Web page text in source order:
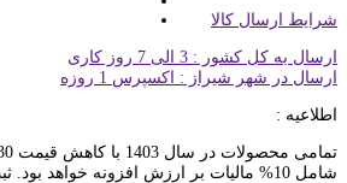
شرایط ارسال کالا
ارسال به کل کشور : 3 الی 7 روز کاری
ارسال در شهر شیراز : اکسپرس 1 روزه
اطلاعیه :
شامل 10% مالیات بر ارزش افزونه خواهد